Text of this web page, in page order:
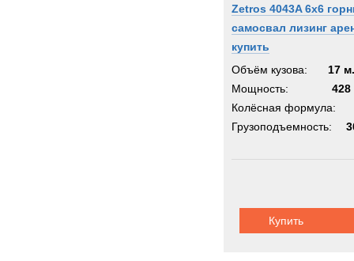
Zetros 4043A 6x6
самосвал лизинг
купить
Объём кузова:
17
Мощность:
428
Колёсная формула:
Грузоподъемность:
Купить